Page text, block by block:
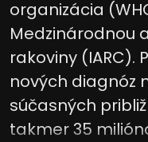
organizácia
Medzinárodnou
rakoviny
nových diagnóz
súčasných
takmer 35